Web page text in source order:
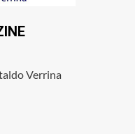
Verrina